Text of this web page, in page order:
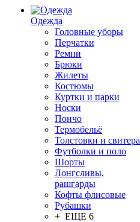
Одежда
Головные уборы
Перчатки
Ремни
Брюки
Жилеты
Костюмы
Куртки и парки
Носки
Пончо
Термобельё
Толстовки и свитера
Футболки и поло
Шорты
Лонгсливы,
рашгарды
Кофты флисовые
Рубашки
+ ЕЩЕ 6